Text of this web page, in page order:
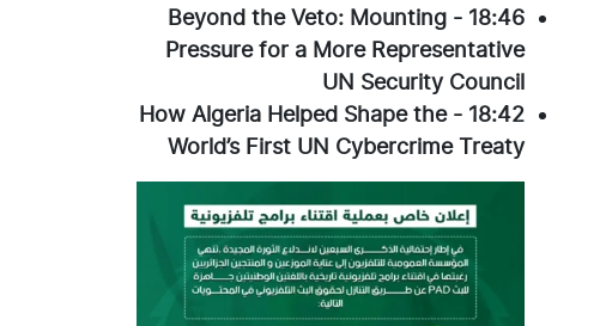
18:46
-
Beyond the Veto: Mounting
Pressure for a More Representative
UN Security Council
18:42
-
How Algeria Helped Shape the
World’s First UN Cybercrime Treaty